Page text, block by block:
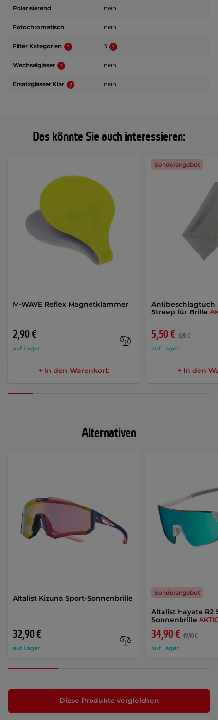
Das könnte Sie auch interessieren:
M-WAVE Reflex Magnetklammer
2,90 €
auf Lager
+ In den Warenkorb
Antibeschlagtuch
Streep für Brille
5,50 € 8,90 €
auf Lager
Sonderangebot
+ In den
Polarisierend nein
Fotochromatisch nein
Filter Kategorien 3
Wechselgläser nein
Ersatzglässer Klar nein
Alternativen
Altalist Kizuna Sport-Sonnenbrille
32,90 €
auf Lager
Altalist Hayate R2
Sonnenbrille
34,90 € 49,90 €
auf Lager
Sonderangebot
Diese Produkte vergleichen